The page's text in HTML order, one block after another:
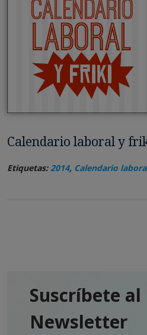
Calendario laboral y
Etiquetas:2014, Calendario
Suscríbete al
Newsletter